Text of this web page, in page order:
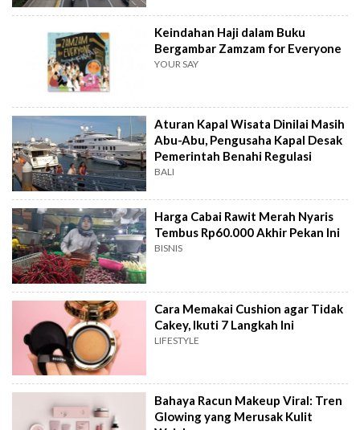
Keindahan Haji dalam Buku
Bergambar Zamzam for Everyone
YOUR SAY
Aturan Kapal Wisata Dinilai Masih
Abu-Abu, Pengusaha Kapal Desak
Pemerintah Benahi Regulasi
BALI
Harga Cabai Rawit Merah Nyaris
Tembus Rp60.000 Akhir Pekan Ini
BISNIS
Cara Memakai Cushion agar Tidak
Cakey, Ikuti 7 Langkah Ini
LIFESTYLE
Bahaya Racun Makeup Viral: Tren
Glowing yang Merusak Kulit